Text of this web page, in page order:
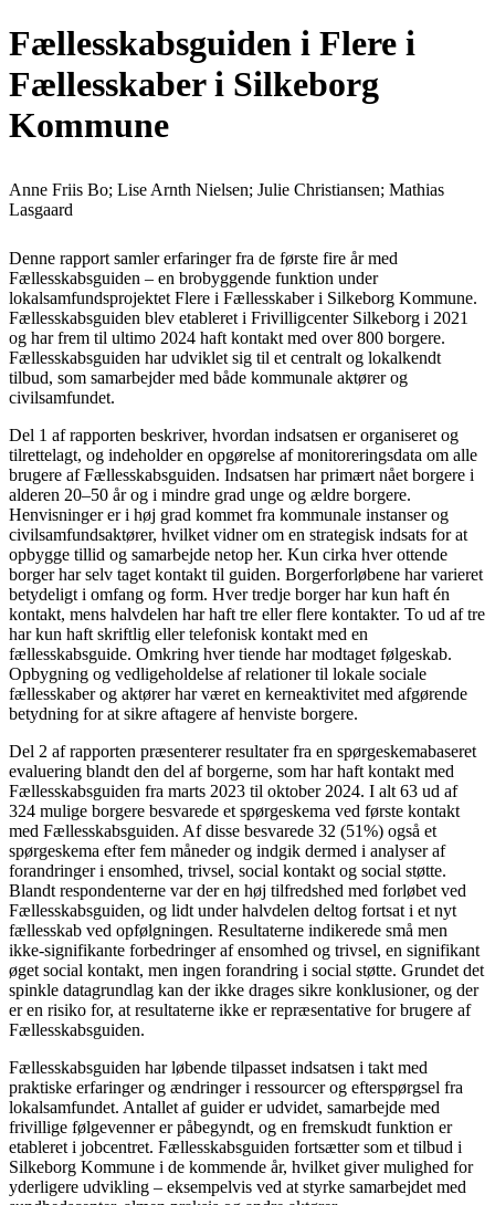
Fællesskabsguiden i Flere i
Fællesskaber i Silkeborg
Kommune
Anne Friis Bo; Lise Arnth Nielsen; Julie Christiansen; Mathias
Lasgaard
Denne rapport samler erfaringer fra de første fire år med
Fællesskabsguiden – en brobyggende funktion under
lokalsamfundsprojektet Flere i Fællesskaber i Silkeborg Kommune.
Fællesskabsguiden blev etableret i Frivilligcenter Silkeborg i 2021
og har frem til ultimo 2024 haft kontakt med over 800 borgere.
Fællesskabsguiden har udviklet sig til et centralt og lokalkendt
tilbud, som samarbejder med både kommunale aktører og
civilsamfundet.
Del 1 af rapporten beskriver, hvordan indsatsen er organiseret og
tilrettelagt, og indeholder en opgørelse af monitoreringsdata om alle
brugere af Fællesskabsguiden. Indsatsen har primært nået borgere i
alderen 20–50 år og i mindre grad unge og ældre borgere.
Henvisninger er i høj grad kommet fra kommunale instanser og
civilsamfundsaktører, hvilket vidner om en strategisk indsats for at
opbygge tillid og samarbejde netop her. Kun cirka hver ottende
borger har selv taget kontakt til guiden. Borgerforløbene har varieret
betydeligt i omfang og form. Hver tredje borger har kun haft én
kontakt, mens halvdelen har haft tre eller flere kontakter. To ud af tre
har kun haft skriftlig eller telefonisk kontakt med en
fællesskabsguide. Omkring hver tiende har modtaget følgeskab.
Opbygning og vedligeholdelse af relationer til lokale sociale
fællesskaber og aktører har været en kerneaktivitet med afgørende
betydning for at sikre aftagere af henviste borgere.
Del 2 af rapporten præsenterer resultater fra en spørgeskemabaseret
evaluering blandt den del af borgerne, som har haft kontakt med
Fællesskabsguiden fra marts 2023 til oktober 2024. I alt 63 ud af
324 mulige borgere besvarede et spørgeskema ved første kontakt
med Fællesskabsguiden. Af disse besvarede 32 (51%) også et
spørgeskema efter fem måneder og indgik dermed i analyser af
forandringer i ensomhed, trivsel, social kontakt og social støtte.
Blandt respondenterne var der en høj tilfredshed med forløbet ved
Fællesskabsguiden, og lidt under halvdelen deltog fortsat i et nyt
fællesskab ved opfølgningen. Resultaterne indikerede små men
ikke-signifikante forbedringer af ensomhed og trivsel, en signifikant
øget social kontakt, men ingen forandring i social støtte. Grundet det
spinkle datagrundlag kan der ikke drages sikre konklusioner, og der
er en risiko for, at resultaterne ikke er repræsentative for brugere af
Fællesskabsguiden.
Fællesskabsguiden har løbende tilpasset indsatsen i takt med
praktiske erfaringer og ændringer i ressourcer og efterspørgsel fra
lokalsamfundet. Antallet af guider er udvidet, samarbejde med
frivillige følgevenner er påbegyndt, og en fremskudt funktion er
etableret i jobcentret. Fællesskabsguiden fortsætter som et tilbud i
Silkeborg Kommune i de kommende år, hvilket giver mulighed for
yderligere udvikling – eksempelvis ved at styrke samarbejdet med